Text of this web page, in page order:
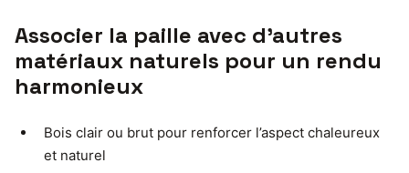
Associer la paille avec d’autres
matériaux naturels pour un rendu
harmonieux
Bois clair ou brut pour renforcer l’aspect chaleureux
et naturel